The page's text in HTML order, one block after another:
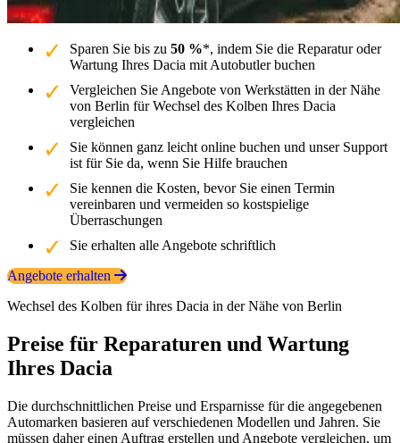
Sparen Sie bis zu 50 %*, indem Sie die Reparatur oder
Wartung Ihres Dacia mit Autobutler buchen
Vergleichen Sie Angebote von Werkstätten in der Nähe
von Berlin für Wechsel des Kolben Ihres Dacia
vergleichen
Sie können ganz leicht online buchen und unser Support
ist für Sie da, wenn Sie Hilfe brauchen
Sie kennen die Kosten, bevor Sie einen Termin
vereinbaren und vermeiden so kostspielige
Überraschungen
Sie erhalten alle Angebote schriftlich
Angebote erhalten
Wechsel des Kolben für ihres Dacia in der Nähe von Berlin
Preise für Reparaturen und Wartung
Ihres Dacia
Die durchschnittlichen Preise und Ersparnisse für die angegebenen
Automarken basieren auf verschiedenen Modellen und Jahren. Sie
müssen daher einen Auftrag erstellen und Angebote vergleichen, um